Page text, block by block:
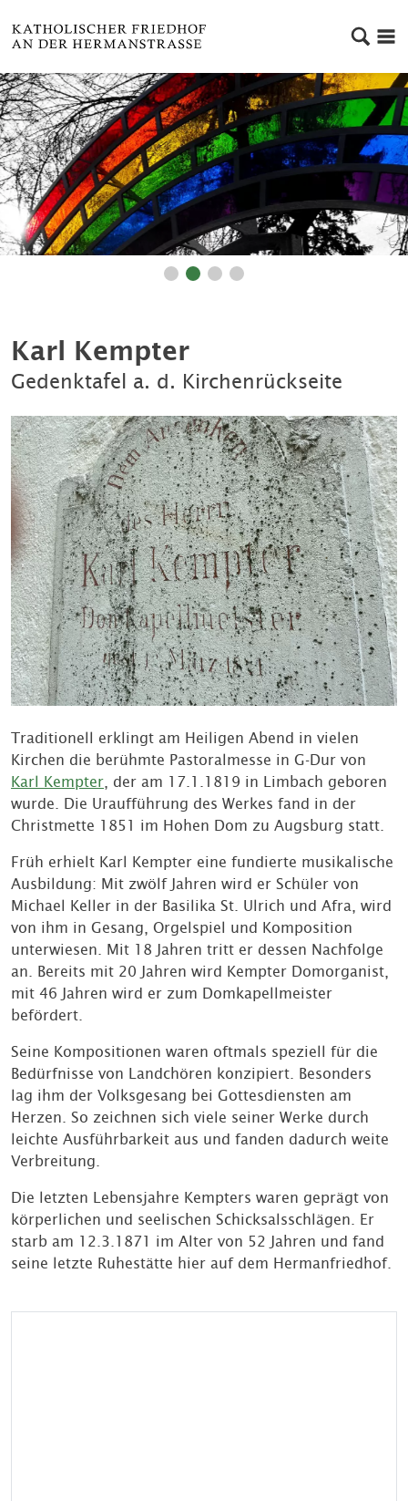
Karl Kempter
Gedenktafel a. d. Kirchenrückseite
Traditionell erklingt am Heiligen Abend in vielen
Kirchen die berühmte Pastoralmesse in G-Dur von
Karl Kempter, der am 17.1.1819 in Limbach geboren
wurde. Die Uraufführung des Werkes fand in der
Christmette 1851 im Hohen Dom zu Augsburg statt.
Früh erhielt Karl Kempter eine fundierte musikalische
Ausbildung: Mit zwölf Jahren wird er Schüler von
Michael Keller in der Basilika St. Ulrich und Afra, wird
von ihm in Gesang, Orgelspiel und Komposition
unterwiesen. Mit 18 Jahren tritt er dessen Nachfolge
an. Bereits mit 20 Jahren wird Kempter Domorganist,
mit 46 Jahren wird er zum Domkapellmeister
befördert.
Seine Kompositionen waren oftmals speziell für die
Bedürfnisse von Landchören konzipiert. Besonders
lag ihm der Volksgesang bei Gottesdiensten am
Herzen. So zeichnen sich viele seiner Werke durch
leichte Ausführbarkeit aus und fanden dadurch weite
Verbreitung.
Die letzten Lebensjahre Kempters waren geprägt von
körperlichen und seelischen Schicksalsschlägen. Er
starb am 12.3.1871 im Alter von 52 Jahren und fand
seine letzte Ruhestätte hier auf dem Hermanfriedhof.